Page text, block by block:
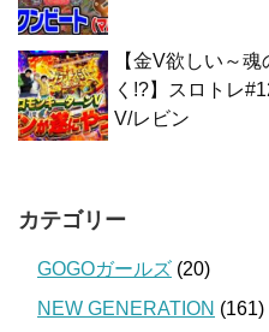
【金V欲しい～
く!?】スロトレ
V/レビン
カテゴリー
GOGOガールズ (20)
NEW GENERATION (161)